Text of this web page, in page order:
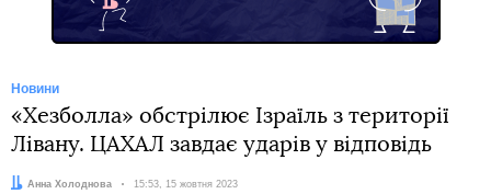
Новини
«Хезболла» обстрілює Ізраїль з території
Лівану. ЦАХАЛ завдає ударів у відповідь
Автор:
Анна Холоднова Дата:
15:53, 15 жовтня 2023